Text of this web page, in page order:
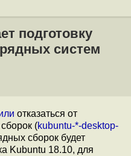
подготовку
систем
отказаться от
(kubuntu-*-desktop-
сборок будет
Kubuntu 18.10, для